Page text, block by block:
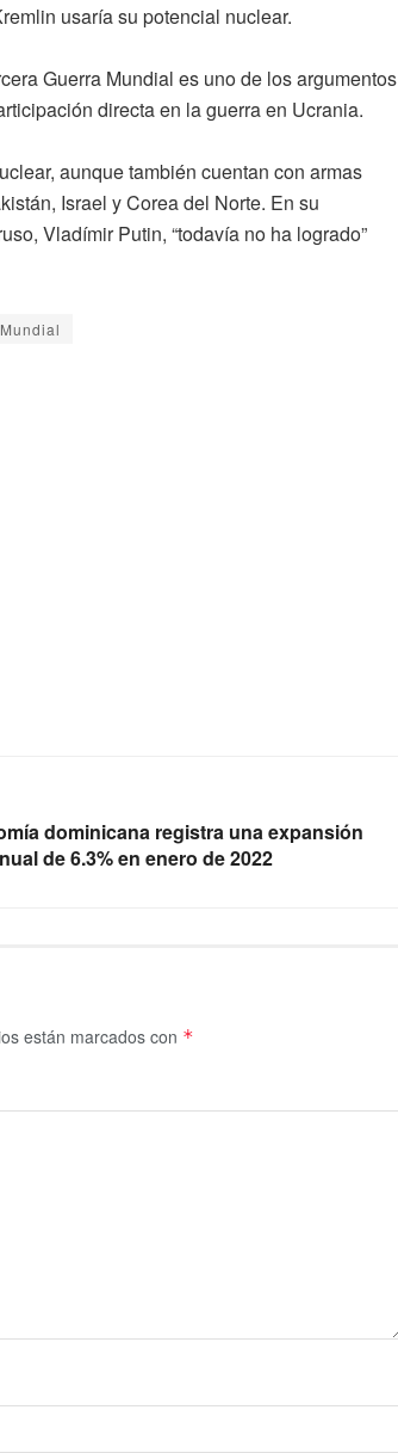
usaría su potencial nuclear.
Guerra Mundial es uno de los argumentos
directa en la guerra en Ucrania.
aunque también cuentan con armas
Israel y Corea del Norte. En su
Vladímir Putin, “todavía no ha logrado”
dominicana registra una expansión
de 6.3% en enero de 2022
están marcados con *